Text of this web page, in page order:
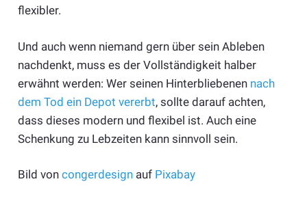
flexibler.
Und auch wenn niemand gern über sein Ableben
nachdenkt, muss es der Vollständigkeit halber
erwähnt werden: Wer seinen Hinterbliebenennach
dem Tod ein Depot vererbt, sollte darauf achten,
dass dieses modern und flexibel ist. Auch eine
Schenkung zu Lebzeiten kann sinnvoll sein.
Bild von congerdesignauf Pixabay